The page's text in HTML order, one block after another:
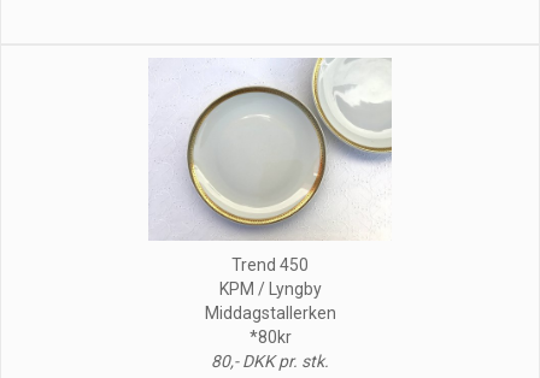
Trend 450
KPM / Lyngby
Middagstallerken
*80kr
80,- DKK pr. stk.